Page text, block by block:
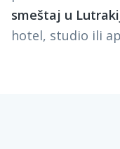
smeštaj u
hotel, studio ili